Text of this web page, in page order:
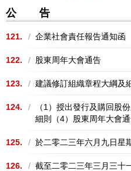
公 告
121. / 企業社會責任報告通知函
122. / 股東周年大會通告
123. / 建議修訂組織章程大綱及
124. /
（1）授出發行及購回股
細則（4）股東周年大會
125. / 於二零二三年六月九日星
126. / 截至二零二三年三月三十